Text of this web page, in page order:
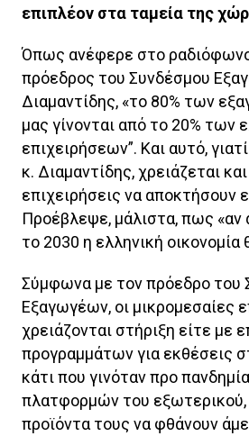
επιπλέον στα ταμεία της
Όπως ανέφερε στο
πρόεδρος του Συνδέσμου
Διαμαντίδης, «το 80% των
μας γίνονται από το 20% των
επιχειρήσεων”. Και αυτό,
κ. Διαμαντίδης, χρειάζεται
επιχειρήσεις να αποκτήσουν
Προέβλεψε, μάλιστα, πως «αν
το 2030 η ελληνική οικονομία
Σύμφωνα με τον πρόεδρο του
Εξαγωγέων, οι μικρομεσαίες
χρειάζονται στήριξη είτε με
προγραμμάτων για εκθέσεις
κάτι που γινόταν προ
πλατφορμών του
προϊόντα τους να φθάνουν